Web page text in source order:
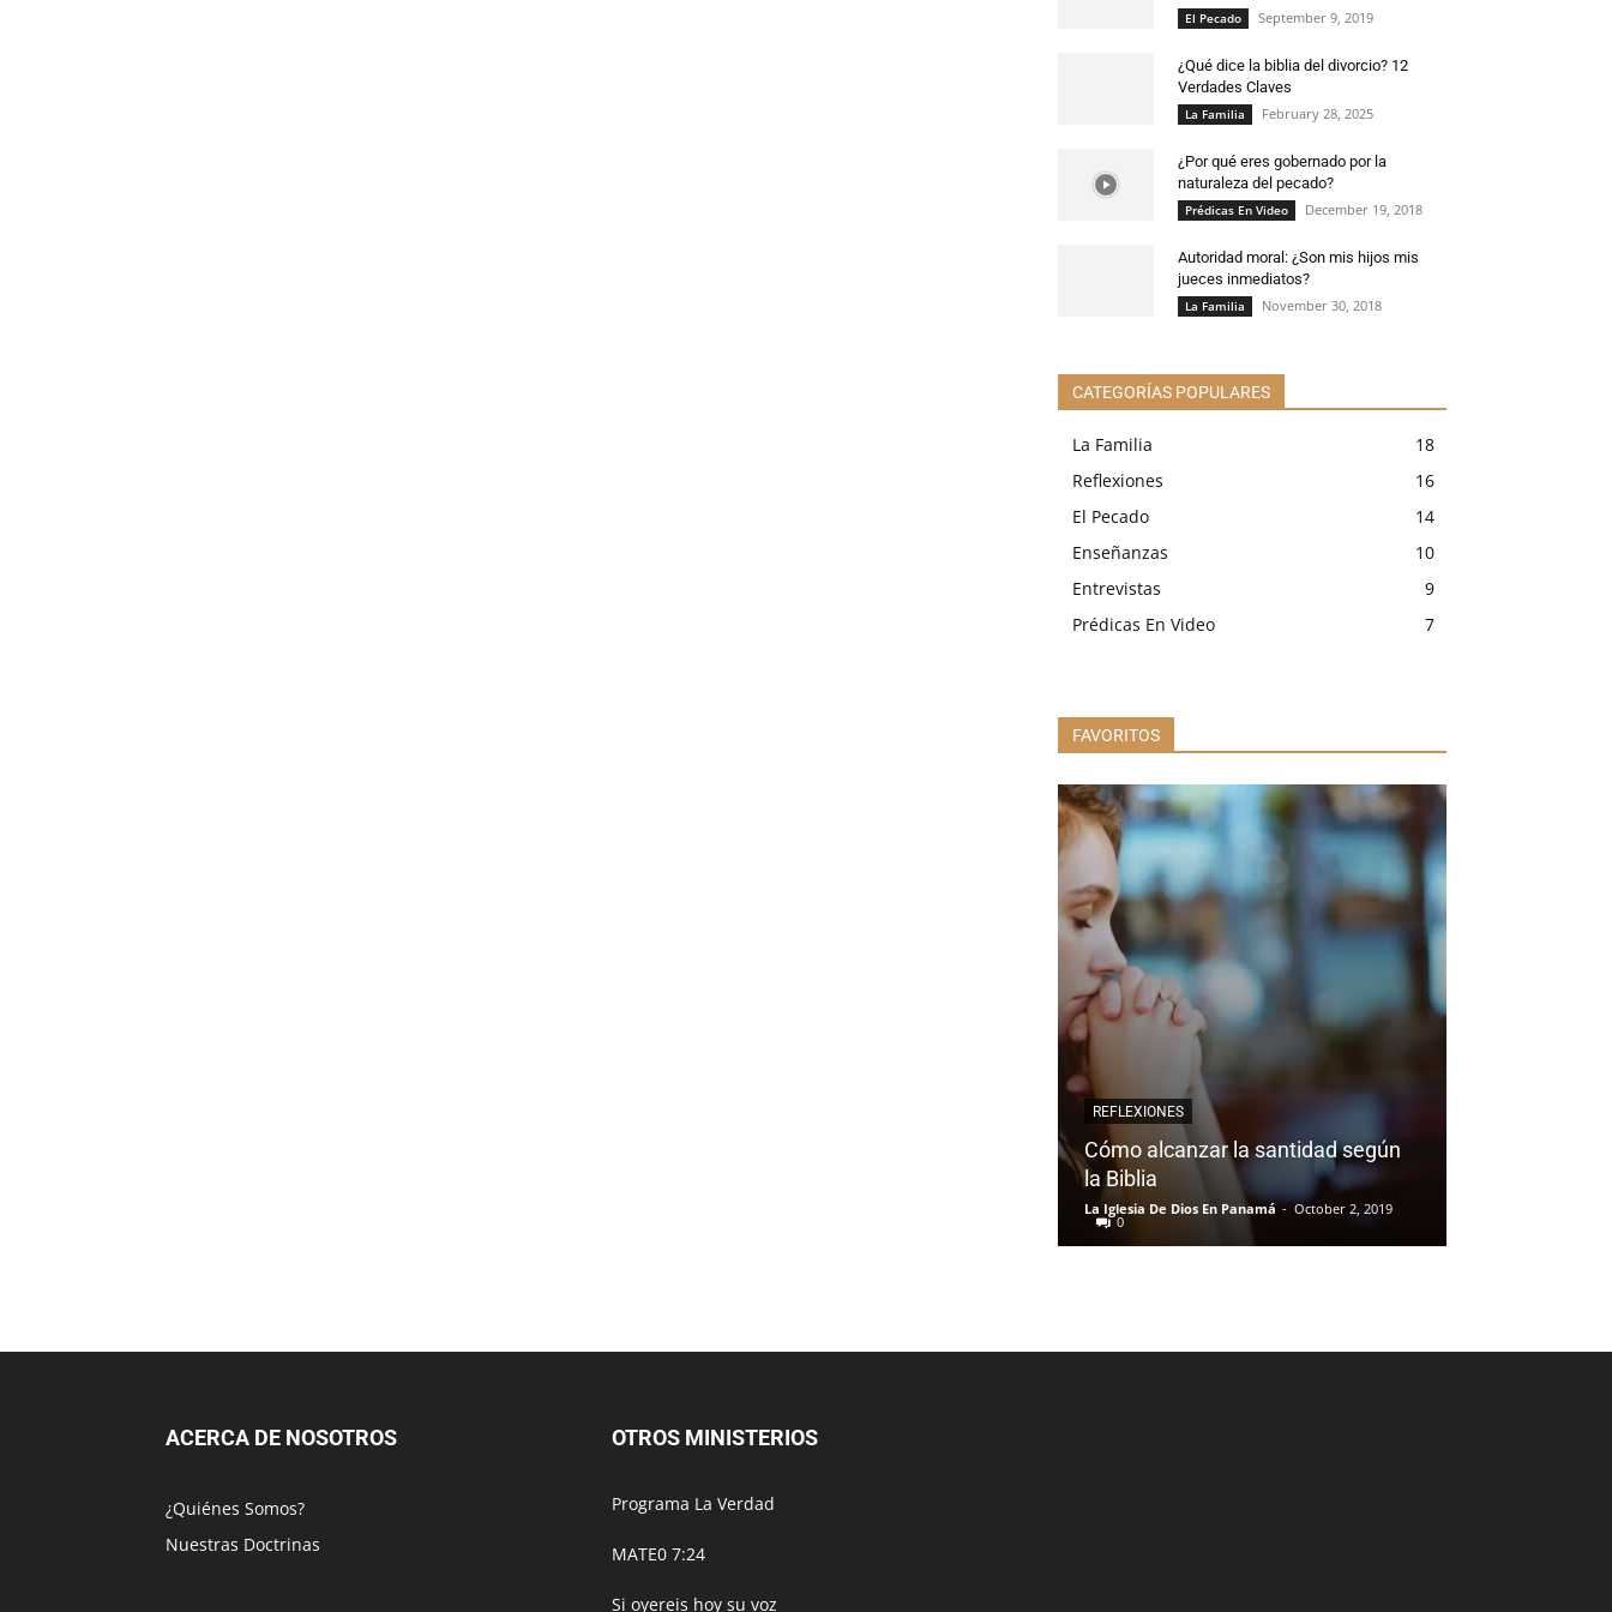
El Pecado September 9, 2019
¿Qué dice la biblia del divorcio? 12
Verdades Claves
La Familia February 28, 2025
¿Por qué eres gobernado por la
naturaleza del pecado?
Prédicas En Video December 19, 2018
Autoridad moral: ¿Son mis hijos mis
jueces inmediatos?
La Familia November 30, 2018
CATEGORÍAS POPULARES
La Familia
18
Reflexiones
16
El Pecado
14
Enseñanzas
10
Entrevistas
9
Prédicas En Video
7
FAVORITOS
REFLEXIONES
Cómo alcanzar la santidad según
la Biblia
La Iglesia De Dios En Panamá - October 2, 2019
0
ACERCA DE NOSOTROS
¿Quiénes Somos?
Nuestras Doctrinas
OTROS MINISTERIOS
Programa La Verdad
MATE0 7:24
Si oyereis hoy su voz